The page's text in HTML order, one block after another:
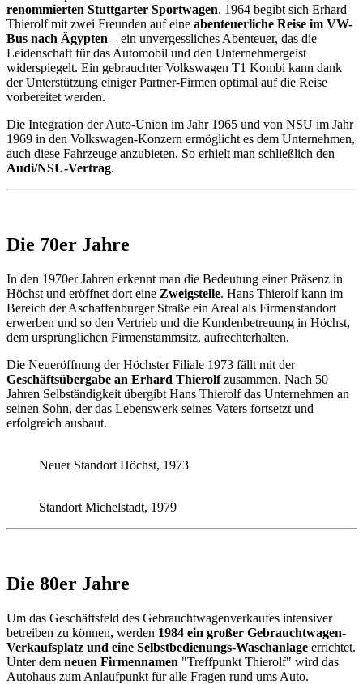
renommierten Stuttgarter Sportwagen. 1964 begibt sich Erhard
Thierolf mit zwei Freunden auf eine abenteuerliche Reise im VW-
Bus nach Ägypten – ein unvergessliches Abenteuer, das die
Leidenschaft für das Automobil und den Unternehmergeist
widerspiegelt. Ein gebrauchter Volkswagen T1 Kombi kann dank
der Unterstützung einiger Partner-Firmen optimal auf die Reise
vorbereitet werden.
Die Integration der Auto-Union im Jahr 1965 und von NSU im Jahr
1969 in den Volkswagen-Konzern ermöglicht es dem Unternehmen,
auch diese Fahrzeuge anzubieten. So erhielt man schließlich den
Audi/NSU-Vertrag.
Die 70er Jahre
In den 1970er Jahren erkennt man die Bedeutung einer Präsenz in
Höchst und eröffnet dort eine Zweigstelle. Hans Thierolf kann im
Bereich der Aschaffenburger Straße ein Areal als Firmenstandort
erwerben und so den Vertrieb und die Kundenbetreuung in Höchst,
dem ursprünglichen Firmenstammsitz, aufrechterhalten.
Die Neueröffnung der Höchster Filiale 1973 fällt mit der
Geschäftsübergabe an Erhard Thierolfzusammen. Nach 50
Jahren Selbständigkeit übergibt Hans Thierolf das Unternehmen an
seinen Sohn, der das Lebenswerk seines Vaters fortsetzt und
erfolgreich ausbaut.
Neuer Standort Höchst, 1973
Standort Michelstadt, 1979
Die 80er Jahre
Um das Geschäftsfeld des Gebrauchtwagenverkaufes intensiver
betreiben zu können, werden 1984 ein großer Gebrauchtwagen-
Verkaufsplatz und eine Selbstbedienungs-Waschanlage errichtet.
Unter dem neuen Firmennamen "Treffpunkt Thierolf" wird das
Autohaus zum Anlaufpunkt für alle Fragen rund ums Auto.